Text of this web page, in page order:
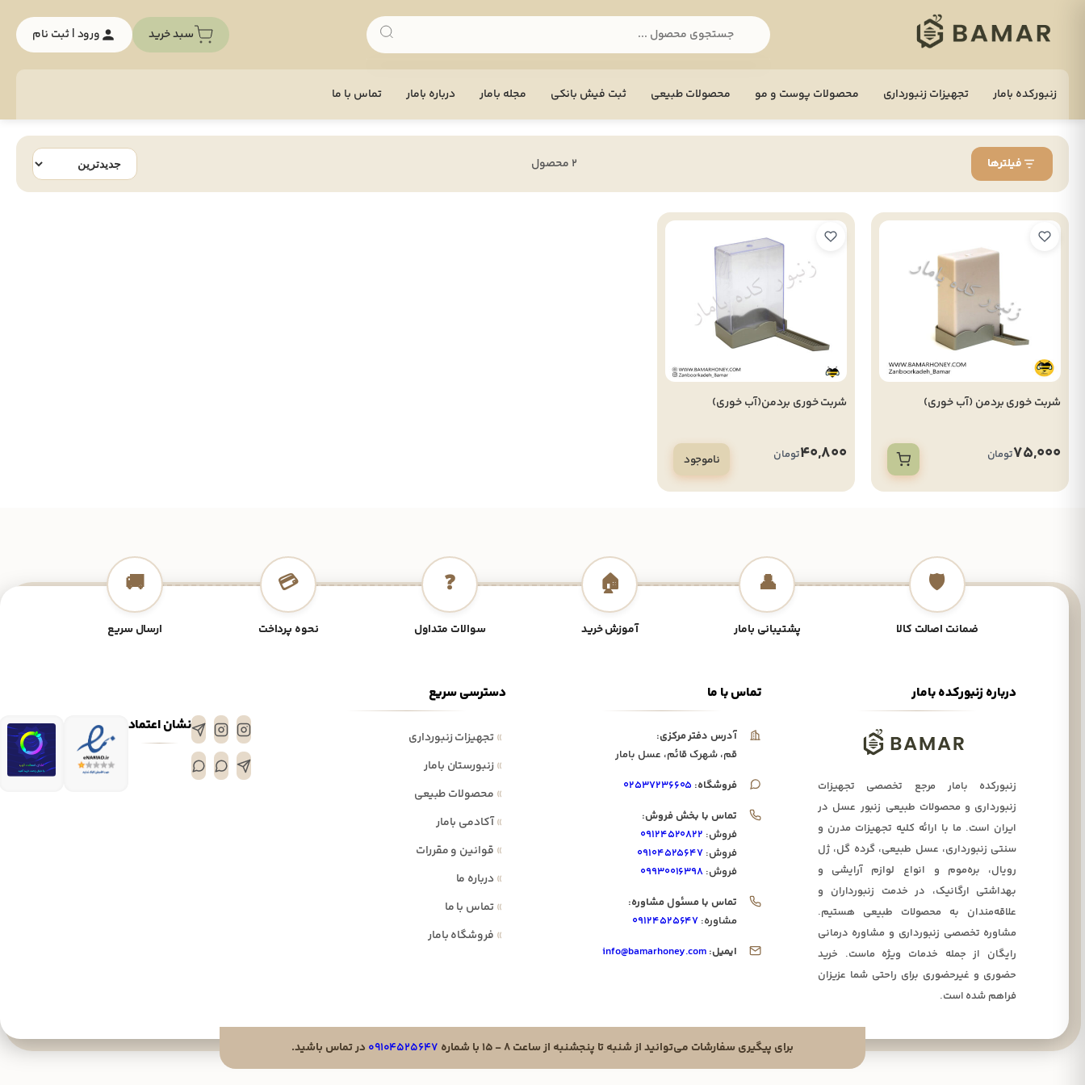
سبد خرید ورود | ثبت نام
زنبورکده بامار تجهيزات زنبورداری محصولات پوست و مو محصولات طبیعی ثبت فیش بانکی مجله بامار درباره بامار تماس با ما
فیلترها 2 محصول
شربت خوری بردمن (آب خوری)
75,000تومان
شربت خوری بردمن(آب خوری)
40,800تومان ناموجود
🛡️
ضمانت اصالت کالا
👤
پشتیبانی بامار
🏠
آموزش خرید
❓
سوالات متداول
💳
نحوه پرداخت
🚚
ارسال سریع
نشان اعتماد
دسترسی سریع
»تجهیزات زنبورداری
»زنبورستان بامار
» محصولات طبیعی
»آکادمی بامار
» قوانین و مقررات
» درباره ما
»تماس با ما
» فروشگاه بامار
تماس با ما
آدرس دفتر مرکزی:
قم، شهرک قائم، عسل بامار
فروشگاه: ۰۲۵۳۷۲۳۶۶۰۵
تماس با بخش فروش:
فروش: ۰۹۱۲۴۵۲۰۸۲۲
فروش: ۰۹۱۰۴۵۲۵۶۴۷
فروش: ۰۹۹۳۰۰۱۶۳۹۸
تماس با مسئول مشاوره:
مشاوره: ۰۹۱۲۴۵۲۵۶۴۷
ایمیل: info@bamarhoney.com
درباره زنبورکده بامار
زنبورکده بامار مرجع تخصصی تجهیزات
زنبورداری و محصولات طبیعی زنبور عسل در
ایران است. ما با ارائه کلیه تجهیزات مدرن و
سنتی زنبورداری، عسل طبیعی، گرده گل، ژل
رویال، بره‌موم و انواع لوازم آرایشی و
بهداشتی ارگانیک، در خدمت زنبورداران و
علاقه‌مندان به محصولات طبیعی هستیم.
مشاوره تخصصی زنبورداری و مشاوره درمانی
رایگان از جمله خدمات ویژه ماست. خرید
حضوری و غیرحضوری برای راحتی شما عزیزان
فراهم شده است.
برای پیگیری سفارشات می‌توانید از شنبه تا پنجشنبه از ساعت ۸ - ۱۵ با شماره ۰۹۱۰۴۵۲۵۶۴۷ در تماس باشید.